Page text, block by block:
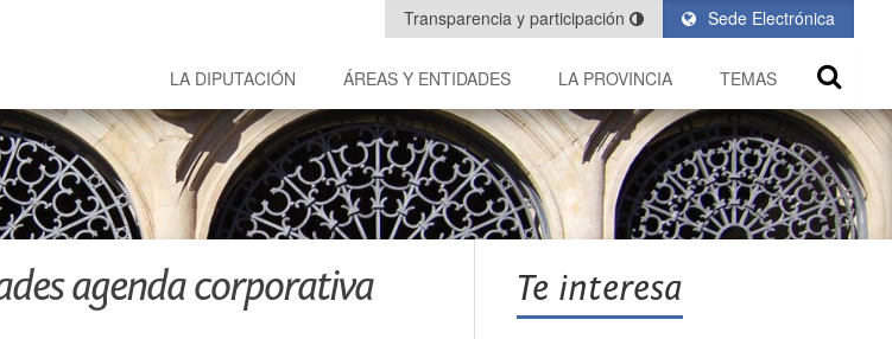
Sede Electrónica
Transparencia y participación
LA DIPUTACIÓN ÁREAS Y ENTIDADES LA PROVINCIA TEMAS
agenda corporativa Te interesa